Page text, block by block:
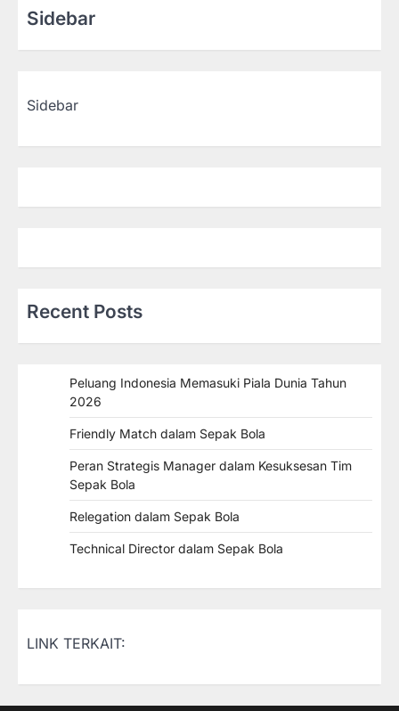
Sidebar
Sidebar
Recent Posts
Peluang Indonesia Memasuki Piala Dunia Tahun
2026
Friendly Match dalam Sepak Bola
Peran Strategis Manager dalam Kesuksesan Tim
Sepak Bola
Relegation dalam Sepak Bola
Technical Director dalam Sepak Bola
LINK TERKAIT: